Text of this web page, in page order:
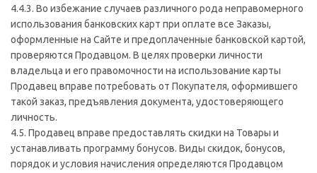
4.4.3. Во избежание случаев различного рода неправомерного
использования банковских карт при оплате все Заказы,
оформленные на Сайте и предоплаченные банковской картой,
проверяются Продавцом. В целях проверки личности
владельца и его правомочности на использование карты
Продавец вправе потребовать от Покупателя, оформившего
такой заказ, предъявления документа, удостоверяющего
личность.
4.5. Продавец вправе предоставлять скидки на Товары и
устанавливать программу бонусов. Виды скидок, бонусов,
порядок и условия начисления определяются Продавцом